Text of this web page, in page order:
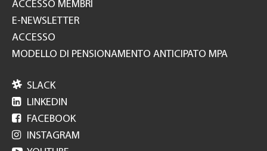
ACCESSO MEMBRI
E-NEWSLETTER
ACCESSO
MODELLO DI PENSIONAMENTO ANTICIPATO MPA
 SLACK
 LINKEDIN
 FACEBOOK
 INSTAGRAM